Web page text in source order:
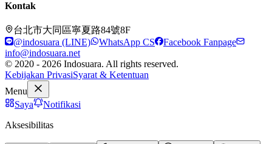
Kontak
台北市大同區寧夏路84號8F
@indosuara (LINE)
WhatsApp CS
Facebook Fanpage
info@indosuara.net
© 2020 - 2026 Indosuara. All rights reserved.
Kebijakan PrivasiSyarat & Ketentuan
Menu
Saya
Notifikasi
Aksesibilitas